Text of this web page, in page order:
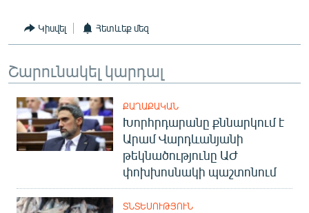
Կիսվել Հետևեք մեզ
Շարունակել կարդալ
ՔԱՂԱՔԱԿԱՆ
Խորհրդարանը քննարկում է
Արամ Վարդևանյանի
թեկնածությունը ԱԺ
փոխխոսնակի պաշտոնում
ՏՆՏԵՍՈՒԹՅՈՒՆ